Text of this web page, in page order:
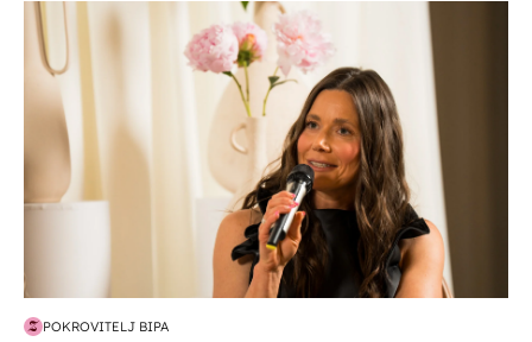
moda & ljepota
POKROVITELJ BIPA